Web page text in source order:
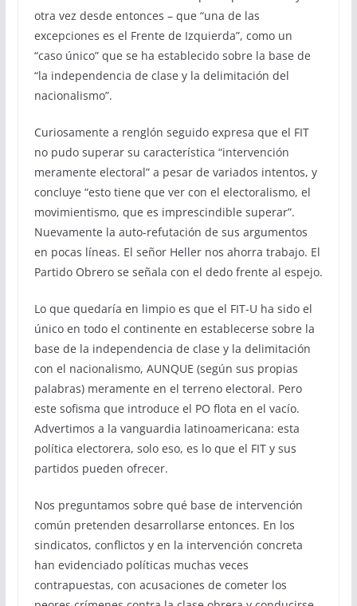
otra vez desde entonces – que “una de las
excepciones es el Frente de Izquierda”, como un
“caso único” que se ha establecido sobre la base de
“la independencia de clase y la delimitación del
nacionalismo”.
Curiosamente a renglón seguido expresa que el FIT
no pudo superar su característica “intervención
meramente electoral” a pesar de variados intentos, y
concluye “esto tiene que ver con el electoralismo, el
movimientismo, que es imprescindible superar”.
Nuevamente la auto-refutación de sus argumentos
en pocas líneas. El señor Heller nos ahorra trabajo. El
Partido Obrero se señala con el dedo frente al espejo.
Lo que quedaría en limpio es que el FIT-U ha sido el
único en todo el continente en establecerse sobre la
base de la independencia de clase y la delimitación
con el nacionalismo, AUNQUE (según sus propias
palabras) meramente en el terreno electoral. Pero
este sofisma que introduce el PO flota en el vacío.
Advertimos a la vanguardia latinoamericana: esta
política electorera, solo eso, es lo que el FIT y sus
partidos pueden ofrecer.
Nos preguntamos sobre qué base de intervención
común pretenden desarrollarse entonces. En los
sindicatos, conflictos y en la intervención concreta
han evidenciado políticas muchas veces
contrapuestas, con acusaciones de cometer los